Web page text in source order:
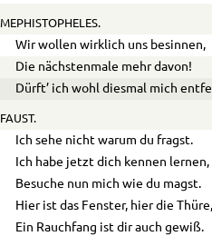
MEPHISTOPHELES.
Wir wollen wirklich uns besinnen,
Die nächstenmale mehr davon!
Dürft’ ich wohl diesmal mich
FAUST.
Ich sehe nicht warum du fragst.
Ich habe jetzt dich kennen lernen,
Besuche nun mich wie du magst.
Hier ist das Fenster, hier die
Ein Rauchfang ist dir auch gewiß.